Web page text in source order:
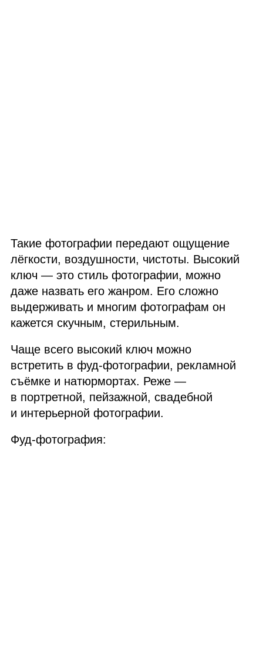
Такие фотографии передают ощущение
лёгкости, воздушности, чистоты. Высокий
ключ — это стиль фотографии, можно
даже назвать его жанром. Его сложно
выдерживать и многим фотографам он
кажется скучным, стерильным.
Чаще всего высокий ключ можно
встретить в фуд‑фотографии, рекламной
съёмке и натюрмортах. Реже —
в портретной, пейзажной, свадебной
и интерьерной фотографии.
Фуд‑фотография: